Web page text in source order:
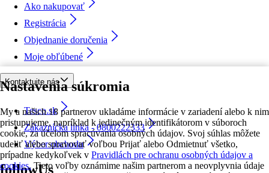
Nastavenia súkromia
My a našich 18 partnerov ukladáme informácie v zariadení alebo k nim
pristupujeme, napríklad k jedinečným identifikátorom v súboroch
cookie, za účelom spracúvania osobných údajov. Svoj súhlas môžete
udeliť alebo spravovať voľbou Prijať alebo Odmietnuť všetko,
prípadne kedykoľvek v Pravidlách pre ochranu osobných údajov a
cookies. Tieto voľby oznámime našim partnerom a neovplyvnia údaje
Ako nakupovať
Registrácia
Objednanie doručenia
Moje obľúbené
Kontaktujte nás
Tesco.sk
Zákaznícka linka - 0800222333
Výber obchodu
followUs